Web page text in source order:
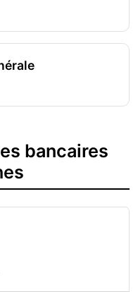
bancaires